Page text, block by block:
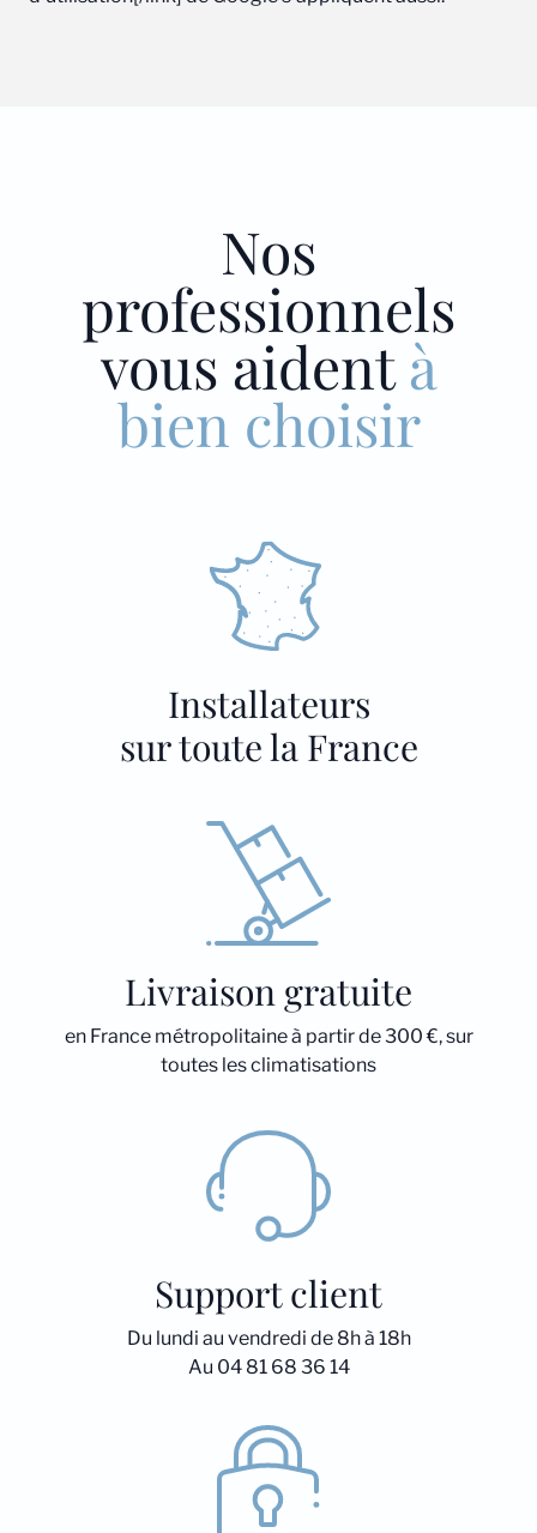
Nos
professionnels
vous aidentà
bien choisir
Installateurs
sur toute la France
Livraison gratuite
en France métropolitaine à partir de 300 €, sur
toutes les climatisations
Support client
Du lundi au vendredi de 8h à 18h
Au 04 81 68 36 14